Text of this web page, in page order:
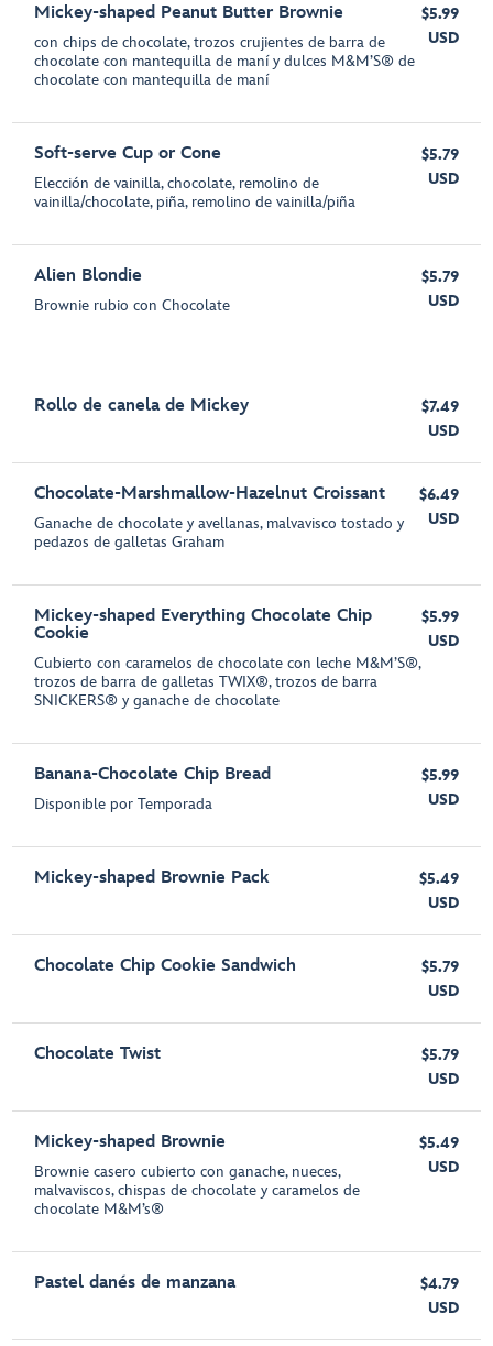
Mickey-shaped Peanut Butter Brownie
con chips de chocolate, trozos crujientes de barra de
chocolate con mantequilla de maní y dulces M&M’S® de
chocolate con mantequilla de maní
$5.99
USD
Soft-serve Cup or Cone
Elección de vainilla, chocolate, remolino de
vainilla/chocolate, piña, remolino de vainilla/piña
$5.79
USD
Alien Blondie
Brownie rubio con Chocolate
$5.79
USD
Rollo de canela de Mickey
$7.49
USD
Chocolate-Marshmallow-Hazelnut Croissant
Ganache de chocolate y avellanas, malvavisco tostado y
pedazos de galletas Graham
$6.49
USD
Mickey-shaped Everything Chocolate Chip
Cookie
Cubierto con caramelos de chocolate con leche M&M’S®,
trozos de barra de galletas TWIX®, trozos de barra
SNICKERS® y ganache de chocolate
$5.99
USD
Banana-Chocolate Chip Bread
Disponible por Temporada
$5.99
USD
Mickey-shaped Brownie Pack
$5.49
USD
Chocolate Chip Cookie Sandwich
$5.79
USD
Chocolate Twist
$5.79
USD
Mickey-shaped Brownie
Brownie casero cubierto con ganache, nueces,
malvaviscos, chispas de chocolate y caramelos de
chocolate M&M’s®️
$5.49
USD
Pastel danés de manzana
$4.79
USD